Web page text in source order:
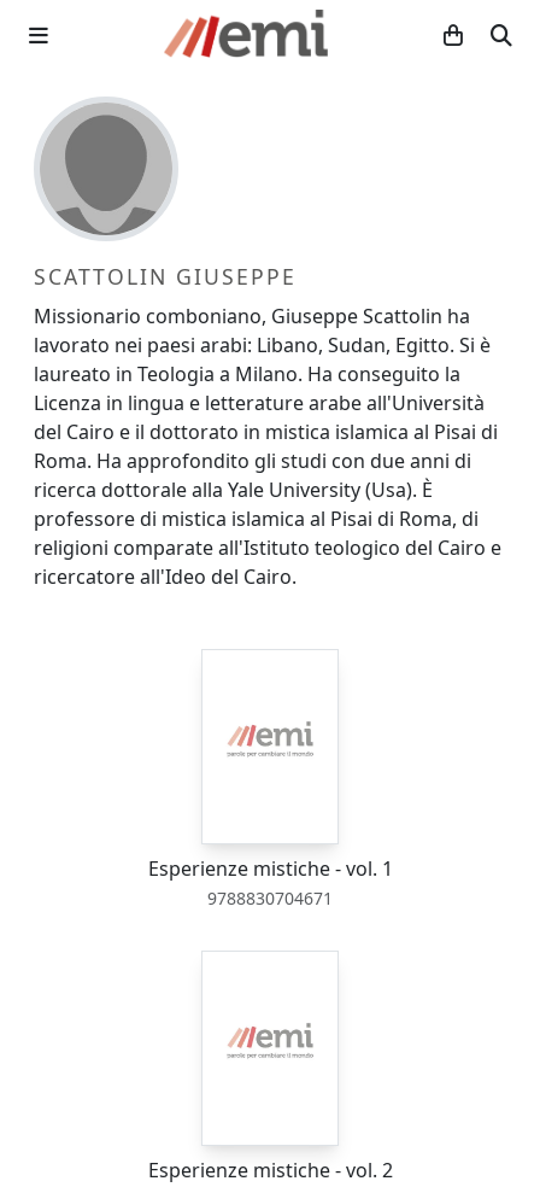
SCATTOLIN GIUSEPPE
Missionario comboniano, Giuseppe Scattolin ha
lavorato nei paesi arabi: Libano, Sudan, Egitto. Si è
laureato in Teologia a Milano. Ha conseguito la
Licenza in lingua e letterature arabe all'Università
del Cairo e il dottorato in mistica islamica al Pisai di
Roma. Ha approfondito gli studi con due anni di
ricerca dottorale alla Yale University (Usa). È
professore di mistica islamica al Pisai di Roma, di
religioni comparate all'Istituto teologico del Cairo e
ricercatore all'Ideo del Cairo.
Esperienze mistiche - vol. 1
9788830704671
Esperienze mistiche - vol. 2